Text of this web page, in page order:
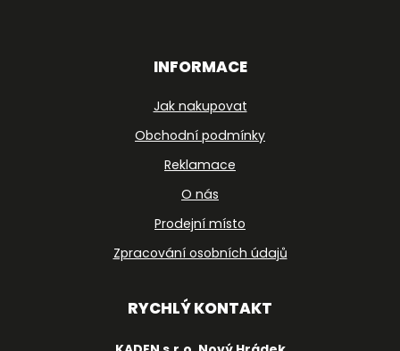
INFORMACE
Jak nakupovat
Obchodní podmínky
Reklamace
O nás
Prodejní místo
Zpracování osobních údajů
RYCHLÝ KONTAKT